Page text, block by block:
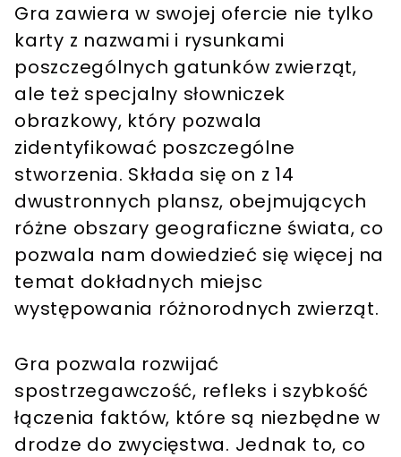
Gra zawiera w swojej ofercie nie tylko
karty z nazwami i rysunkami
poszczególnych gatunków zwierząt,
ale też specjalny słowniczek
obrazkowy, który pozwala
zidentyfikować poszczególne
stworzenia. Składa się on z 14
dwustronnych plansz, obejmujących
różne obszary geograficzne świata, co
pozwala nam dowiedzieć się więcej na
temat dokładnych miejsc
występowania różnorodnych zwierząt.
Gra pozwala rozwijać
spostrzegawczość, refleks i szybkość
łączenia faktów, które są niezbędne w
drodze do zwycięstwa. Jednak to, co